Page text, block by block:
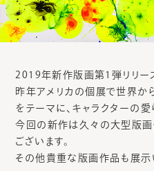
2019年新作版画第1弾リリー
昨年アメリカの個展で世界か
をテーマに、キャラクターの愛
今回の新作は久々の大型版画
ございます。
その他貴重な版画作品も展示